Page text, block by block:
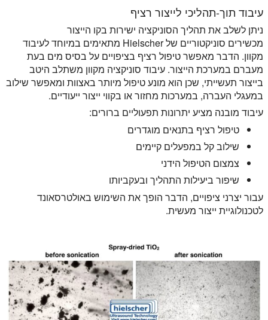
עיבוד תוך-תהליכי לייצור רציף
ניתן לשלב את תהליך הסוניקציה ישירות בקו הייצור
מכשירים סוניקטוריים של Hielscher מתאימים במיוחד לעיבוד
מקוון. הדבר מאפשר טיפול רציף בציפויים על בסיס מים בעת
מעברם במערכת הייצור. עיבוד סוניקציה מקוון משתלב היטב
בייצור תעשייתי, שכן הוא מונע טיפול מיותר באצוות ומאפשר שילוב
במעגלי העברה, במערכות מחזור או בקווי ייצור ייעודיים.
עיבוד מובנה מציע יתרונות תפעוליים ברורים:
טיפול רציף בתנאים מוגדרים
שילוב קל במפעלים קיימים
צמצום הטיפול הידני
שיפור ביעילות התהליך ובעקביותו
עבור יצרני ציפויים, הדבר הופך את השימוש באולטרסאונד
לטכנולוגיית ייצור מעשית.